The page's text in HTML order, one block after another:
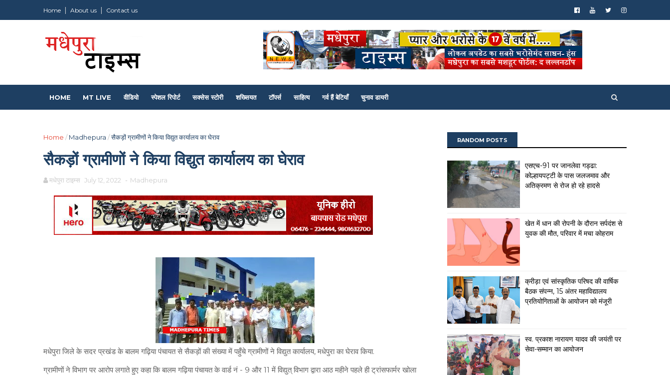
Home About us Contact us
HOME MT LIVE वीडियो स्पेशल रिपोर्ट सक्सेस स्टोरी शख्सियत टॉपर्स साहित्य गर्व हैं बेटियाँ चुनाव डायरी
Home / Madhepura /सैकड़ों ग्रामीणों ने किया विद्युत कार्यालय का घेराव
सैकड़ों ग्रामीणों ने किया विद्युत कार्यालय का घेराव
मधेपुरा टाइम्स July 12, 2022 - Madhepura
मधेपुरा जिले के सदर प्रखंड के बालम गढ़िया पंचायत से सैकड़ों की संख्या में पहुँचे ग्रामीणों ने विद्युत कार्यालय, मधेपुरा का घेराव किया.
ग्रामीणों ने विभाग पर आरोप लगाते हुए कहा कि बालम गढ़िया पंचायत के वार्ड नं - 9 और 11 में विद्युत् विभाग द्वारा आठ महीने पहले ही ट्रांसफार्मर खोला
RANDOM POSTS
एसएच-91 पर जानलेवा गड्ढा:
कोल्हायपट्टी के पास जलजमाव और
अतिक्रमण से रोज हो रहे हादसे
खेत में धान की रोपनी के दौरान सर्पदंश से
युवक की मौत, परिवार में मचा कोहराम
क्रीड़ा एवं सांस्कृतिक परिषद की वार्षिक
बैठक संपन्न, 15 अंतर महाविद्यालय
प्रतियोगिताओं के आयोजन को मंजूरी
स्व. प्रकाश नारायण यादव की जयंती पर
सेवा-सम्मान का आयोजन